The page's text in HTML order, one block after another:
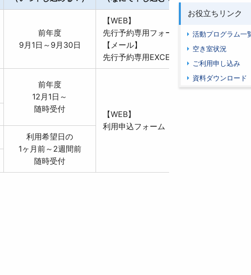
前年度
9月1日～9月30日
【WEB】
先行予約専用フォーム
【メール】
先行予約専用EXCEL
受入基準を基に
前年度12月1日
前年度
12月1日～
随時受付
【WEB】
利用申込フォーム
利用希望日の
1ヶ月前～2週間前
随時受付
お役立ちリンク
活動プログラム一
空き室状況
ご利用申し込み
資料ダウンロード